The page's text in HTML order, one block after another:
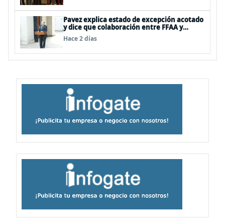
Pavez explica estado de excepción acotado
y dice que colaboración entre FFAA y
policías, “es algo del todo pertinente
analizar”
Hace 2 días